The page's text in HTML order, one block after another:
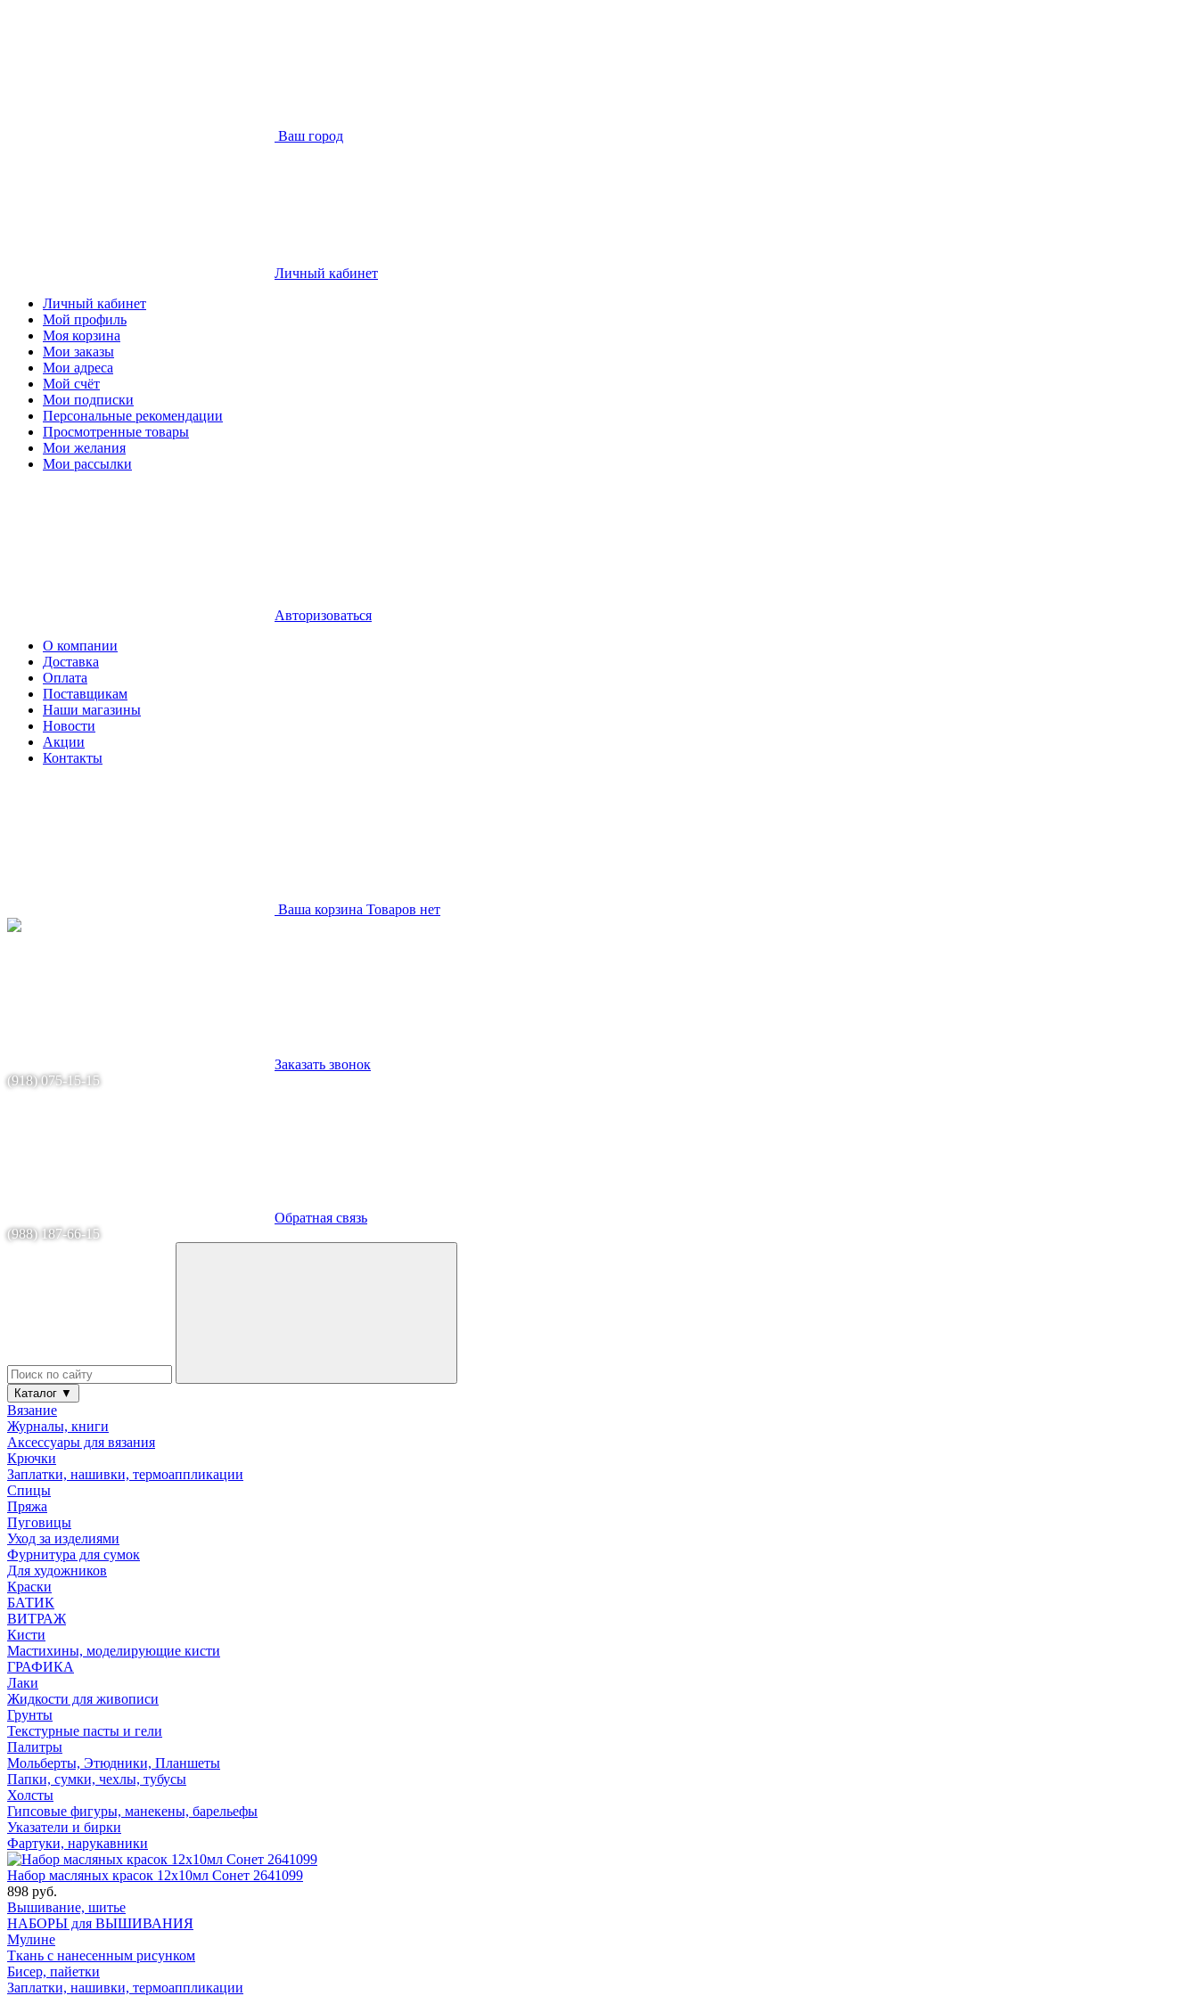
Ваш город
Личный кабинет
Личный кабинет
Мой профиль
Моя корзина
Мои заказы
Мои адреса
Мой счёт
Мои подписки
Персональные рекомендации
Просмотренные товары
Мои желания
Мои рассылки
Авторизоваться
О компании
Доставка
Оплата
Поставщикам
Наши магазины
Новости
Акции
Контакты
Ваша корзина Товаров нет
Заказать звонок
(918) 075-15-15
Обратная связь
(988) 187-66-15
Каталог ▼
Вязание
Журналы, книги
Аксессуары для вязания
Крючки
Заплатки, нашивки, термоаппликации
Спицы
Пряжа
Пуговицы
Уход за изделиями
Фурнитура для сумок
Для художников
Краски
БАТИК
ВИТРАЖ
Кисти
Мастихины, моделирующие кисти
ГРАФИКА
Лаки
Жидкости для живописи
Грунты
Текстурные пасты и гели
Палитры
Мольберты, Этюдники, Планшеты
Папки, сумки, чехлы, тубусы
Холсты
Гипсовые фигуры, манекены, барельефы
Указатели и бирки
Фартуки, нарукавники
Набор масляных красок 12х10мл Сонет 2641099
898 руб.
Вышивание, шитье
НАБОРЫ для ВЫШИВАНИЯ
Мулине
Ткань с нанесенным рисунком
Бисер, пайетки
Заплатки, нашивки, термоаппликации